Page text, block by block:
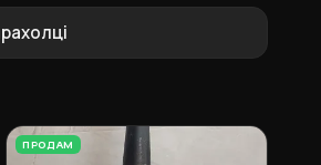
ПРОДАМ